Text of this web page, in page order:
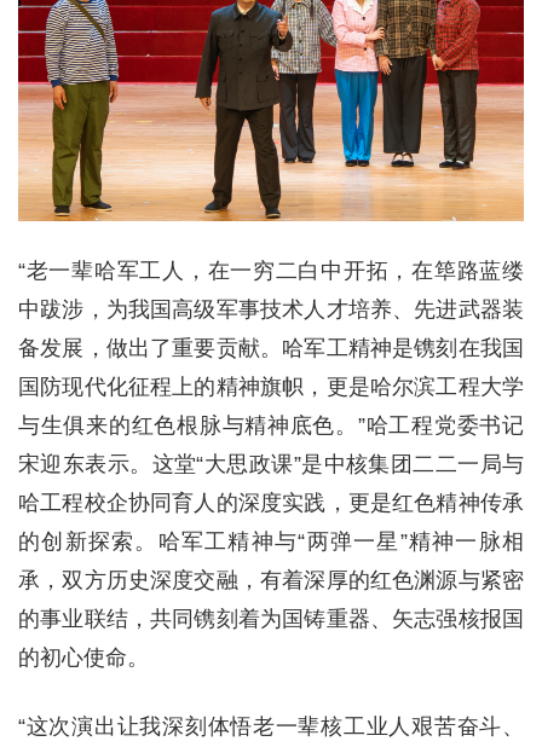
“老一辈哈军工人，在一穷二白中开拓，在筚路蓝缕
中跋涉，为我国高级军事技术人才培养、先进武器装
备发展，做出了重要贡献。哈军工精神是镌刻在我国
国防现代化征程上的精神旗帜，更是哈尔滨工程大学
与生俱来的红色根脉与精神底色。”哈工程党委书记
宋迎东表示。这堂“大思政课”是中核集团二二一局与
哈工程校企协同育人的深度实践，更是红色精神传承
的创新探索。哈军工精神与“两弹一星”精神一脉相
承，双方历史深度交融，有着深厚的红色渊源与紧密
的事业联结，共同镌刻着为国铸重器、矢志强核报国
的初心使命。
“这次演出让我深刻体悟老一辈核工业人艰苦奋斗、